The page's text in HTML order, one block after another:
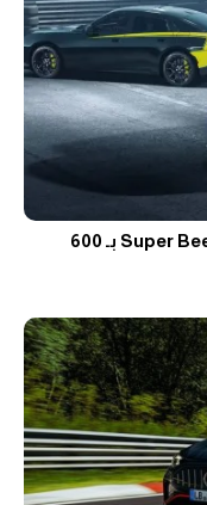
عودة أسطورة العضلات: دودج تشارجر Super Bee بـ 600